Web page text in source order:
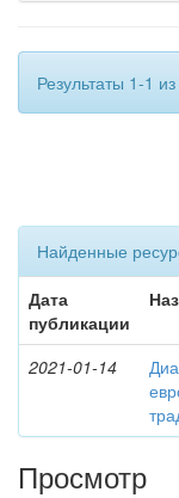
Результаты 1-1
Найденные
Дата
публикации
2021-01-14
Просмотр